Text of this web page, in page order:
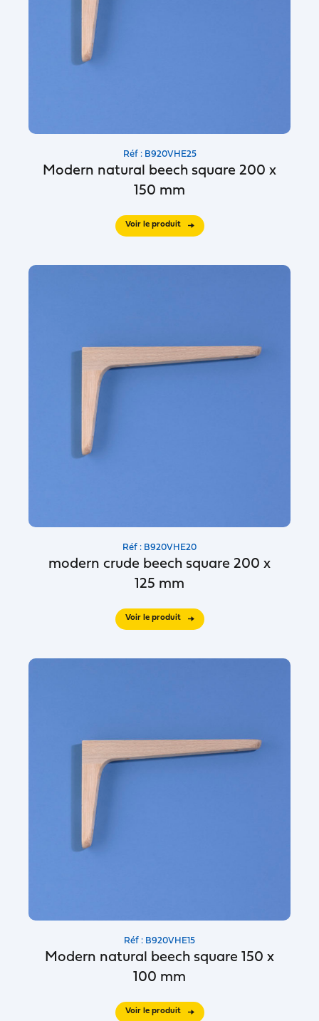
Réf : B920VHE25
Modern natural beech square 200 x
150 mm
Voir le produit
Réf : B920VHE20
modern crude beech square 200 x
125 mm
Voir le produit
Réf : B920VHE15
Modern natural beech square 150 x
100 mm
Voir le produit